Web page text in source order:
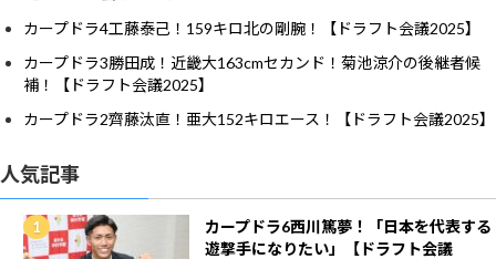
カープドラ4工藤泰己！159キロ北の剛腕！【ドラフト会議2025】
カープドラ3勝田成！近畿大163cmセカンド！菊池涼介の後継者候
補！【ドラフト会議2025】
カープドラ2齊藤汰直！亜大152キロエース！【ドラフト会議2025】
人気記事
カープドラ6西川篤夢！「日本を代表する
遊撃手になりたい」【ドラフト会議